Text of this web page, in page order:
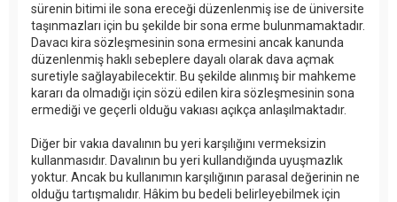
sürenin bitimi ile sona ereceği düzenlenmiş ise de üniversite
taşınmazları için bu şekilde bir sona erme bulunmamaktadır.
Davacı kira sözleşmesinin sona ermesini ancak kanunda
düzenlenmiş haklı sebeplere dayalı olarak dava açmak
suretiyle sağlayabilecektir. Bu şekilde alınmış bir mahkeme
kararı da olmadığı için sözü edilen kira sözleşmesinin sona
ermediği ve geçerli olduğu vakıası açıkça anlaşılmaktadır.
Diğer bir vakıa davalının bu yeri karşılığını vermeksizin
kullanmasıdır. Davalının bu yeri kullandığında uyuşmazlık
yoktur. Ancak bu kullanımın karşılığının parasal değerinin ne
olduğu tartışmalıdır. Hâkim bu bedeli belirleyebilmek için